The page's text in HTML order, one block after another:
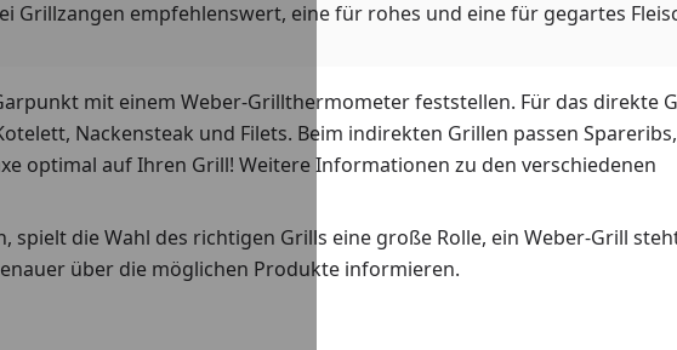
Grillzangen empfehlenswert, eine für rohes und eine für gegartes
mit einem Weber-Grillthermometer feststellen. Für das direkte
Nackensteak und Filets. Beim indirekten Grillen passen Spareribs,
optimal auf Ihren Grill! Weitere Informationen zu den verschiedenen
spielt die Wahl des richtigen Grills eine große Rolle, ein Weber-Grill
über die möglichen Produkte informieren.